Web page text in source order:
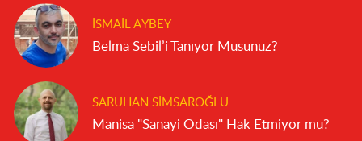
İSMAIL AYBEY
Belma Sebil’i Tanıyor Musunuz?
SARUHAN SIMSAROĞLU
Manisa "Sanayi Odası" Hak Etmiyor mu?